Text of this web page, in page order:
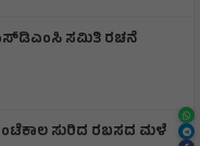
ಸಮಿತಿ ರಚನೆ
ಸುರಿದ ರಬಸದ ಮಳೆ